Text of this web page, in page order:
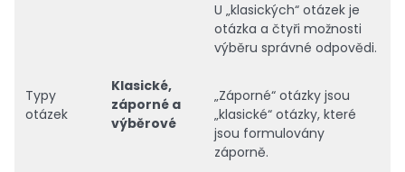
Typy
otázek
Klasické,
záporné a
výběrové
U „klasických“ otázek je
otázka a čtyři možnosti
výběru správné odpovědi.
„Záporné“ otázky jsou
„klasické“ otázky, které
jsou formulovány
záporně.